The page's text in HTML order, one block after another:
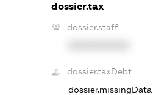
dossier.tax
dossier.staff
dossier.taxDebt
dossier.missingData